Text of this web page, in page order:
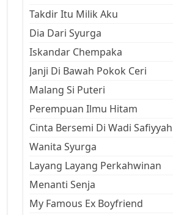
Takdir Itu Milik Aku
Dia Dari Syurga
Iskandar Chempaka
Janji Di Bawah Pokok Ceri
Malang Si Puteri
Perempuan Ilmu Hitam
Cinta Bersemi Di Wadi Safiyyah
Wanita Syurga
Layang Layang Perkahwinan
Menanti Senja
My Famous Ex Boyfriend